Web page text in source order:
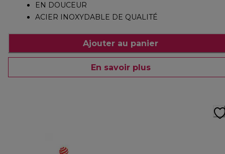
EN DOUCEUR
ACIER INOXYDABLE DE QUALITÉ
Ajouter au panier
En savoir plus